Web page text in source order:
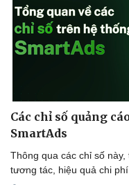
Các chỉ số quảng
SmartAds
Thông qua các chỉ số
tương tác, hiệu quả chi phí.